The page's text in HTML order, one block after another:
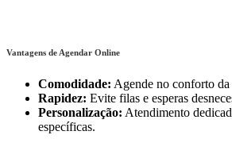
Vantagens de Agendar Online
Comodidade: Agende no conforto da
Rapidez: Evite filas e esperas
Personalização: Atendimento
específicas.